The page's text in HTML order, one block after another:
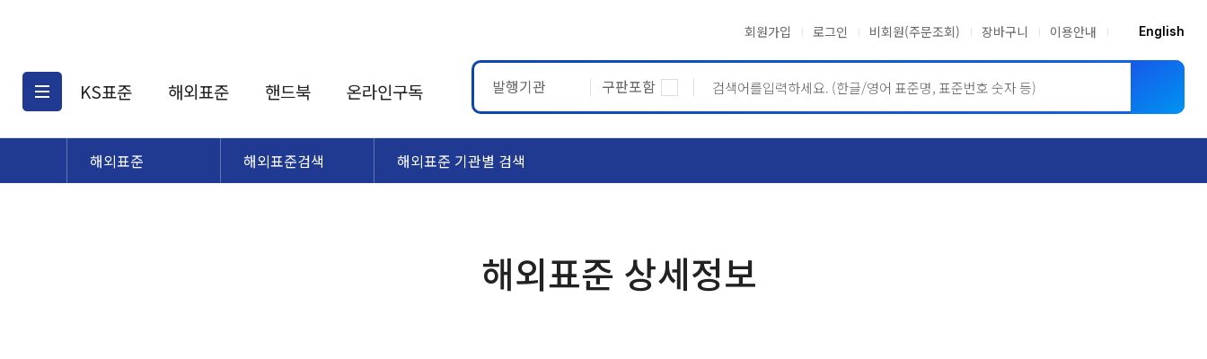
회원가입 로그인 비회원(주문조회) 장바구니 이용안내 English
KS표준
KS표준검색
해외표준
해외표준검색
핸드북 온라인구독 발행기관 구판포함
해외표준 해외표준검색 해외표준 기관별 검색
해외표준 상세정보